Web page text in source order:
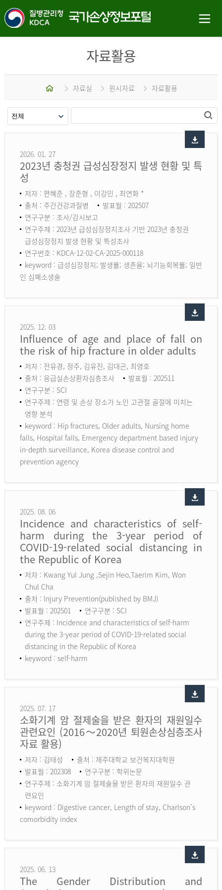
자료활용
홈 자료실 원시자료 자료활용
2026. 01. 27
2023년 충청권 급성심장정지 발생 현황 및 특
성
저자 : 편혜준 , 장준형 , 이강민 , 최연화 *
출처 : 주간건강과질병
발표월 : 202507
연구구분 : 조사/감시보고
연구주제 : 2023년 급성심장정지조사 기반 2023년 충청권
급성심장정지 발생 현황 및 특성조사
연구번호 : KDCA-12-02-CA-2025-000118
keyword : 급성심장정지; 발생률; 생존율; 뇌기능회복률; 일반
인 심폐소생술
2025. 12. 03
Influence of age and place of fall on
the risk of hip fracture in older adults
저자 : 전유경, 정주, 김유진, 김대곤, 최영호
출처 : 응급실손상환자심층조사
발표월 : 202511
연구구분 : SCI
연구주제 : 연령 및 손상 장소가 노인 고관절 골절에 미치는
영향 분석
keyword : Hip fractures, Older adults, Nursing home
falls, Hospital falls, Emergency department based injury
in-depth surveillance, Korea disease control and
prevention agency
2025. 08. 06
Incidence and characteristics of self-
harm during the 3-year period of
COVID-19-related social distancing in
the Republic of Korea
저자 : Kwang Yul Jung ,Sejin Heo,Taerim Kim, Won
Chul Cha
출처 : Injury Prevention(published by BMJ)
발표월 : 202501
연구구분 : SCI
연구주제 : Incidence and characteristics of self-harm
during the 3-year period of COVID-19-related social
distancing in the Republic of Korea
keyword : self-harm
2025. 07. 17
소화기계 암 절제술을 받은 환자의 재원일수
관련요인 (2016～2020년 퇴원손상심층조사
자료 활용)
저자 : 김태성
출처 : 제주대학교 보건복지대학원
발표월 : 202308
연구구분 : 학위논문
연구주제 : 소화기계 암 절제술을 받은 환자의 재원일수 관
련요인
keyword : Digestive cancer, Length of stay, Charlson’s
comorbidity index
2025. 06. 13
The Gender Distribution and